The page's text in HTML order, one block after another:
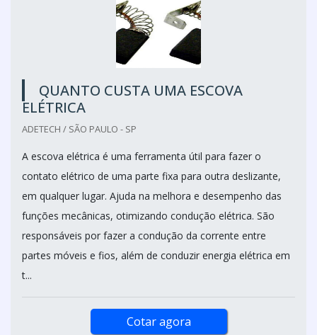
QUANTO CUSTA UMA ESCOVA
ELÉTRICA
ADETECH / SÃO PAULO - SP
A escova elétrica é uma ferramenta útil para fazer o
contato elétrico de uma parte fixa para outra deslizante,
em qualquer lugar. Ajuda na melhora e desempenho das
funções mecânicas, otimizando condução elétrica. São
responsáveis por fazer a condução da corrente entre
partes móveis e fios, além de conduzir energia elétrica em
t...
Cotar agora